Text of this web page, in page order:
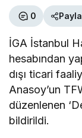
0
İGA İstanbul
hesabından
dışı ticari
Anasoy’un
düzenlenen
bildirildi.